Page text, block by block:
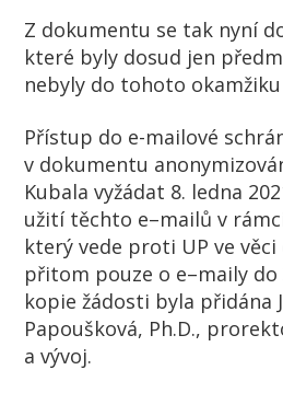
Z dokumentu se tak nyní
které byly dosud jen
nebyly do tohoto okamžiku
Přístup do e-mailové
v dokumentu
Kubala vyžádat 8. ledna
užití těchto e–mailů v
který vede proti UP ve věci
přitom pouze o e–maily do
kopie žádosti byla přidána
Papoušková, Ph.D.,
a vývoj.